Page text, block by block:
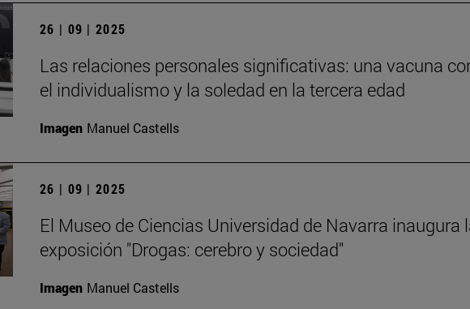
26 | 09 | 2025
Las relaciones personales significativas: una vacuna
el individualismo y la soledad en la tercera edad
Imagen Manuel Castells
26 | 09 | 2025
El Museo de Ciencias Universidad de Navarra inaugura
exposición "Drogas: cerebro y sociedad"
Imagen Manuel Castells